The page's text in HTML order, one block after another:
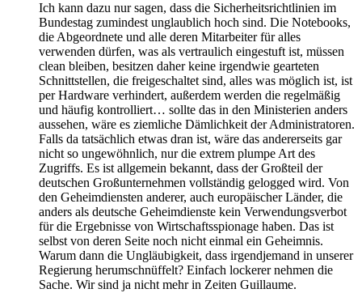
Ich kann dazu nur sagen, dass die Sicherheitsrichtlinien im
Bundestag zumindest unglaublich hoch sind. Die Notebooks,
die Abgeordnete und alle deren Mitarbeiter für alles
verwenden dürfen, was als vertraulich eingestuft ist, müssen
clean bleiben, besitzen daher keine irgendwie gearteten
Schnittstellen, die freigeschaltet sind, alles was möglich ist, ist
per Hardware verhindert, außerdem werden die regelmäßig
und häufig kontrolliert… sollte das in den Ministerien anders
aussehen, wäre es ziemliche Dämlichkeit der Administratoren.
Falls da tatsächlich etwas dran ist, wäre das andererseits gar
nicht so ungewöhnlich, nur die extrem plumpe Art des
Zugriffs. Es ist allgemein bekannt, dass der Großteil der
deutschen Großunternehmen vollständig gelogged wird. Von
den Geheimdiensten anderer, auch europäischer Länder, die
anders als deutsche Geheimdienste kein Verwendungsverbot
für die Ergebnisse von Wirtschaftsspionage haben. Das ist
selbst von deren Seite noch nicht einmal ein Geheimnis.
Warum dann die Ungläubigkeit, dass irgendjemand in unserer
Regierung herumschnüffelt? Einfach lockerer nehmen die
Sache. Wir sind ja nicht mehr in Zeiten Guillaume.